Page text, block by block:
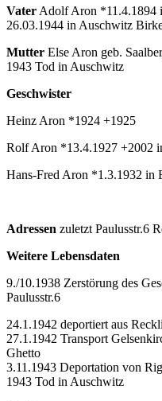
Vater Adolf Aron *11.4.1894
26.03.1944 in Auschwitz
Mutter Else Aron geb.
1943 Tod in Auschwitz
Geschwister
Heinz Aron *1924 +1925
Rolf Aron *13.4.1927 +2002
Hans-Fred Aron *1.3.1932 in
Adressen zuletzt Paulusstr.6
Weitere Lebensdaten
9./10.1938 Zerstörung des
Paulusstr.6
24.1.1942 deportiert aus
27.1.1942 Transport
Ghetto
3.11.1943 Deportation von
1943 Tod in Auschwitz